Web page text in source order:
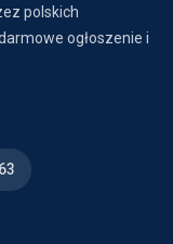
polskich
ogłoszenie i